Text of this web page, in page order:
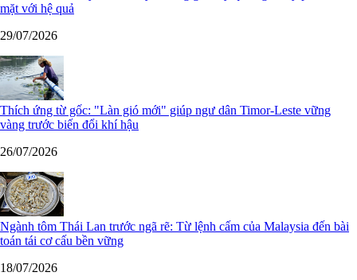
mặt với hệ quả
29/07/2026
Thích ứng từ gốc: "Làn gió mới" giúp ngư dân Timor-Leste vững
vàng trước biến đổi khí hậu
26/07/2026
Ngành tôm Thái Lan trước ngã rẽ: Từ lệnh cấm của Malaysia đến bài
toán tái cơ cấu bền vững
18/07/2026